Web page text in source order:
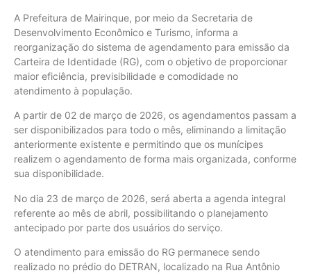
A Prefeitura de Mairinque, por meio da Secretaria de
Desenvolvimento Econômico e Turismo, informa a
reorganização do sistema de agendamento para emissão da
Carteira de Identidade (RG), com o objetivo de proporcionar
maior eficiência, previsibilidade e comodidade no
atendimento à população.
A partir de 02 de março de 2026, os agendamentos passam a
ser disponibilizados para todo o mês, eliminando a limitação
anteriormente existente e permitindo que os munícipes
realizem o agendamento de forma mais organizada, conforme
sua disponibilidade.
No dia 23 de março de 2026, será aberta a agenda integral
referente ao mês de abril, possibilitando o planejamento
antecipado por parte dos usuários do serviço.
O atendimento para emissão do RG permanece sendo
realizado no prédio do DETRAN, localizado na Rua Antônio